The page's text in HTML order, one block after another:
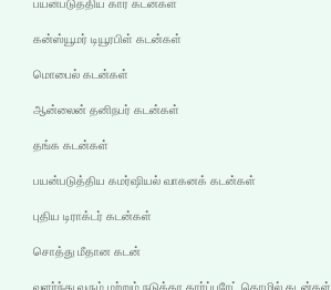
கன்ஸ்யூமர் டியூரபிள் கடன்கள்
மொபைல் கடன்கள்
ஆன்லைன் தனிநபர் கடன்கள்
தங்க கடன்கள்
பயன்படுத்திய கமர்ஷியல் வாகனக் கடன்கள்
புதிய டிராக்டர் கடன்கள்
சொத்து மீதான கடன்